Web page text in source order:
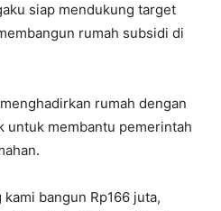
siap mendukung target
rumah subsidi di
rumah dengan
untuk membantu pemerintah
bangun Rp166 juta,